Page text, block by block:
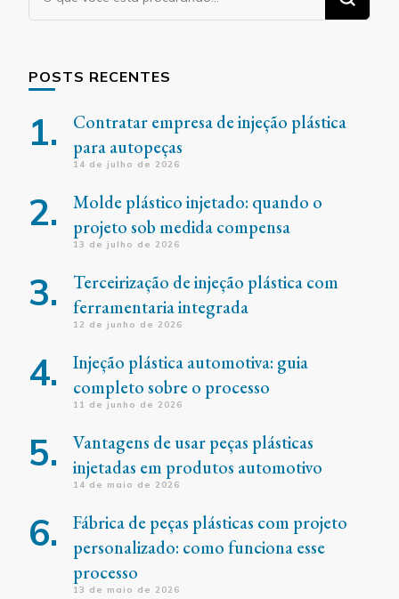
algo?
POSTS RECENTES
Contratar empresa de injeção plástica
para autopeças
14 de julho de 2026
Molde plástico injetado: quando o
projeto sob medida compensa
13 de julho de 2026
Terceirização de injeção plástica com
ferramentaria integrada
12 de junho de 2026
Injeção plástica automotiva: guia
completo sobre o processo
11 de junho de 2026
Vantagens de usar peças plásticas
injetadas em produtos automotivo
14 de maio de 2026
Fábrica de peças plásticas com projeto
personalizado: como funciona esse
processo
13 de maio de 2026